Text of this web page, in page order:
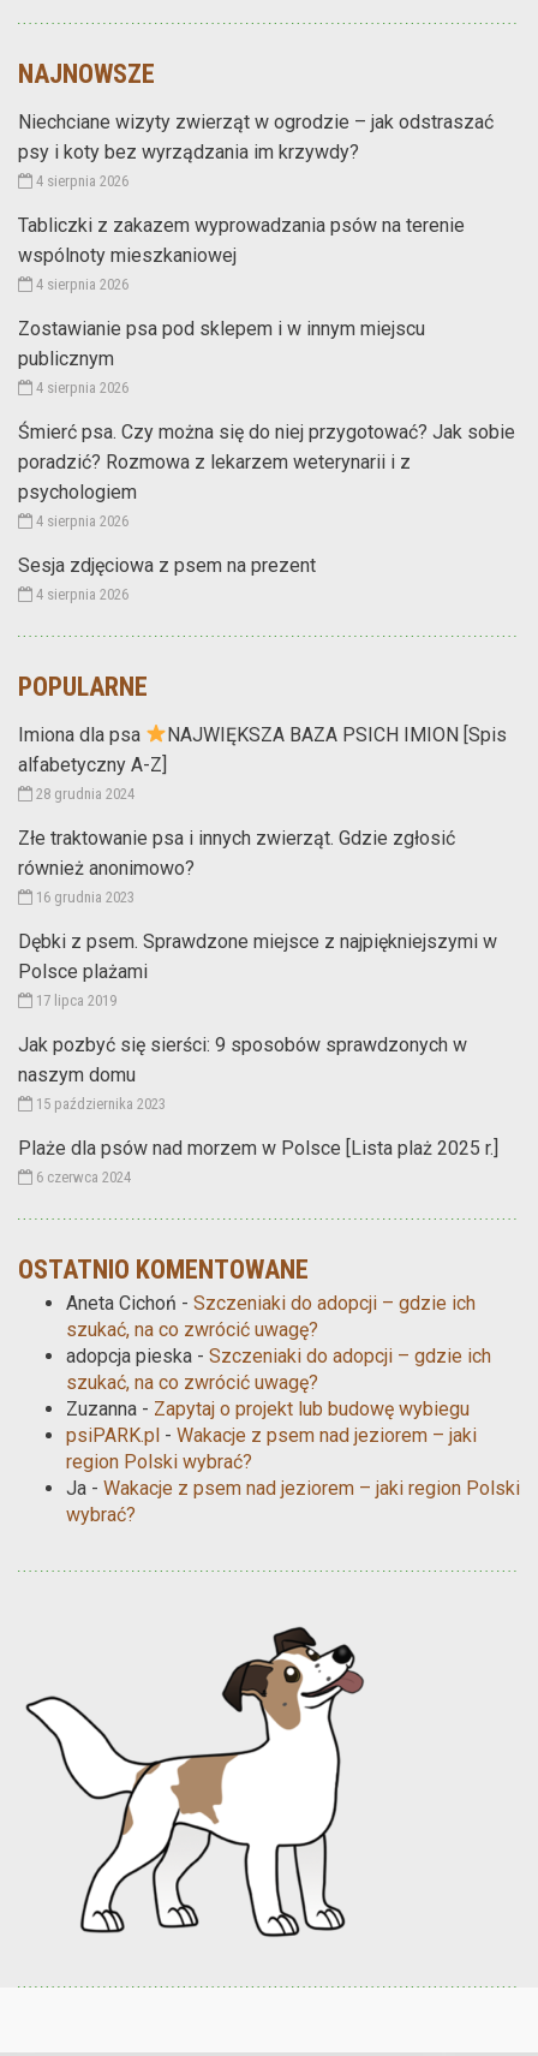
NAJNOWSZE
Niechciane wizyty zwierząt w ogrodzie – jak odstraszać
psy i koty bez wyrządzania im krzywdy?
4 sierpnia 2026
Tabliczki z zakazem wyprowadzania psów na terenie
wspólnoty mieszkaniowej
4 sierpnia 2026
Zostawianie psa pod sklepem i w innym miejscu
publicznym
4 sierpnia 2026
Śmierć psa. Czy można się do niej przygotować? Jak sobie
poradzić? Rozmowa z lekarzem weterynarii i z
psychologiem
4 sierpnia 2026
Sesja zdjęciowa z psem na prezent
4 sierpnia 2026
POPULARNE
Imiona dla psa
NAJWIĘKSZA BAZA PSICH IMION [Spis
alfabetyczny A-Z]
28 grudnia 2024
Złe traktowanie psa i innych zwierząt. Gdzie zgłosić
również anonimowo?
16 grudnia 2023
Dębki z psem. Sprawdzone miejsce z najpiękniejszymi w
Polsce plażami
17 lipca 2019
Jak pozbyć się sierści: 9 sposobów sprawdzonych w
naszym domu
15 października 2023
Plaże dla psów nad morzem w Polsce [Lista plaż 2025 r.]
6 czerwca 2024
OSTATNIO KOMENTOWANE
Aneta Cichoń - Szczeniaki do adopcji – gdzie ich
szukać, na co zwrócić uwagę?
adopcja pieska - Szczeniaki do adopcji – gdzie ich
szukać, na co zwrócić uwagę?
Zuzanna - Zapytaj o projekt lub budowę wybiegu
psiPARK.pl - Wakacje z psem nad jeziorem – jaki
region Polski wybrać?
Ja - Wakacje z psem nad jeziorem – jaki region Polski
wybrać?